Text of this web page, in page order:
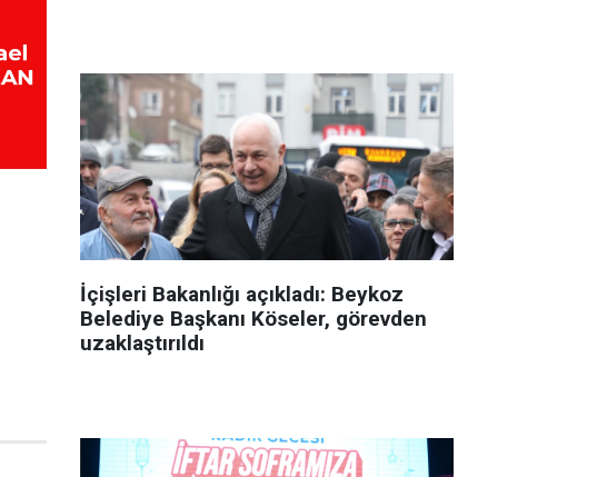
İçişleri Bakanlığı açıkladı: Beykoz
Belediye Başkanı Köseler, görevden
uzaklaştırıldı